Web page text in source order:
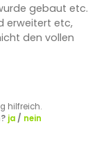
gebaut etc.
erweitert etc,
den vollen
hilfreich.
ja/ nein